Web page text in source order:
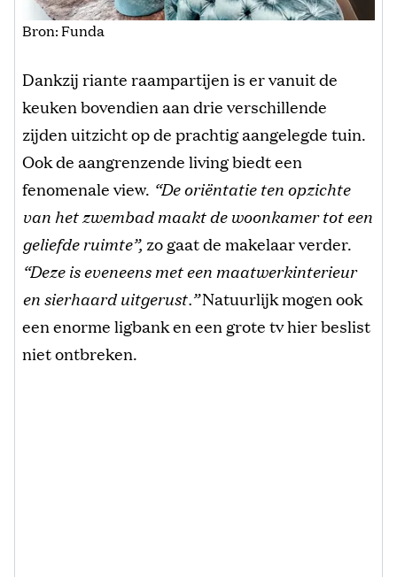
Bron: Funda
Dankzij riante raampartijen is er vanuit de
keuken bovendien aan drie verschillende
zijden uitzicht op de prachtig aangelegde tuin.
Ook de aangrenzende living biedt een
fenomenale view. “De oriëntatie ten opzichte
van het zwembad maakt de woonkamer tot een
geliefde ruimte”, zo gaat de makelaar verder.
“Deze is eveneens met een maatwerkinterieur
en sierhaard uitgerust.”Natuurlijk mogen ook
een enorme ligbank en een grote tv hier beslist
niet ontbreken.